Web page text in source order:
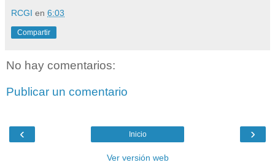
RCGI en 6:03
Compartir
No hay comentarios:
Publicar un comentario
‹ ›
Inicio
Ver versión web